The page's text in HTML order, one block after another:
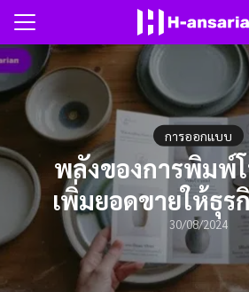
Skip
content
ม
Search
for:
การออกแบบ
พลังของการพิมพ์
เพิ่มยอดขายให้ธุ
30/08/2024